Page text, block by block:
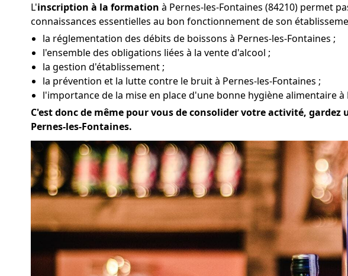
L'inscription à la formation à Pernes-les-Fontaines (84210) permet
connaissances essentielles au bon fonctionnement de son
la réglementation des débits de boissons à Pernes-les-Fontaines ;
l'ensemble des obligations liées à la vente d'alcool ;
la gestion d'établissement ;
la prévention et la lutte contre le bruit à Pernes-les-Fontaines ;
l'importance de la mise en place d'une bonne hygiène alimentaire à
C'est donc de même pour vous de consolider votre activité,
Pernes-les-Fontaines.